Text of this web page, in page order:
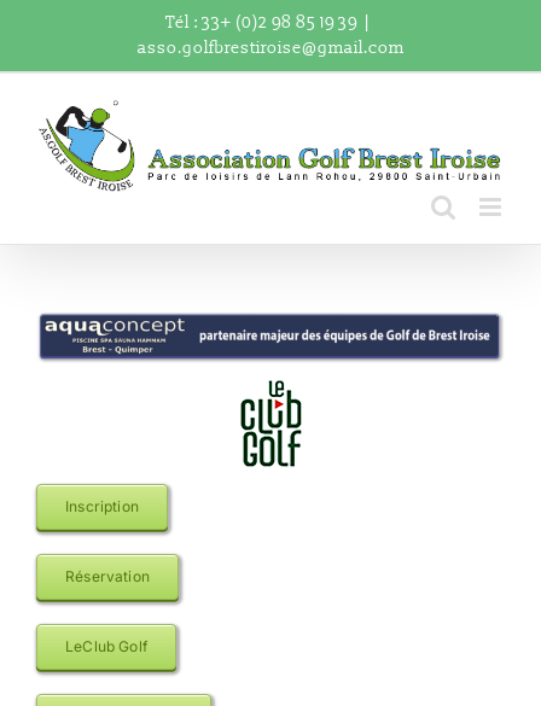
Tél : 33+ (0)2 98 85 19 39
asso.golfbrestiroise@gmail.com
Inscription
Réservation
LeClub Golf